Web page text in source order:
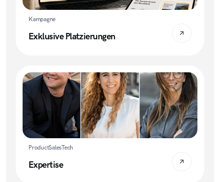
Kampagne
Exklusive Platzierungen
ProductSalesTech
Expertise